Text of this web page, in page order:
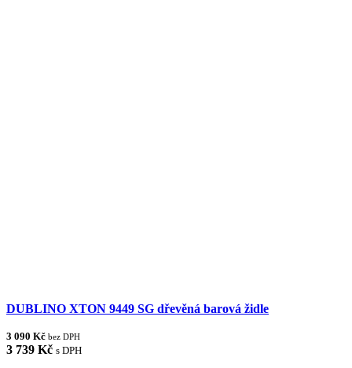
DUBLINO XTON 9449 SG dřevěná barová židle
3 090 Kč bez DPH
3 739 Kč s DPH